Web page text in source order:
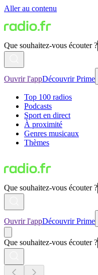
Aller au contenu
Que souhaitez-vous écouter ?
Ouvrir l'appDécouvrir Prime
Top 100 radios
Podcasts
Sport en direct
À proximité
Genres musicaux
Thèmes
Que souhaitez-vous écouter ?
Ouvrir l'appDécouvrir Prime
Que souhaitez-vous écouter ?